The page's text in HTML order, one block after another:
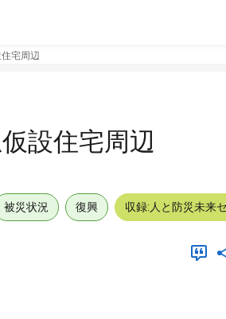
宅周辺
設住宅周辺
被災状況 復興 収録:人と防災未来